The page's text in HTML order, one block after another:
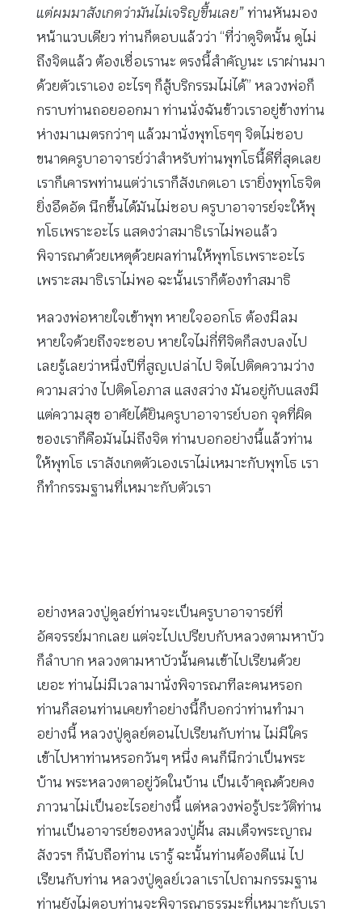
แต่ผมมาสังเกตว่ามันไม่เจริญขึ้นเลย” ท่านหันมอง
หน้าแวบเดียว ท่านก็ตอบแล้วว่า “ที่ว่าดูจิตนั้น ดูไม่
ถึงจิตแล้ว ต้องเชื่อเรานะ ตรงนี้สำคัญนะ เราผ่านมา
ด้วยตัวเราเอง อะไรๆ ก็สู้บริกรรมไม่ได้” หลวงพ่อก็
กราบท่านถอยออกมา ท่านนั่งฉันข้าวเราอยู่ข้างท่าน
ห่างมาเมตรกว่าๆ แล้วมานั่งพุทโธๆๆ จิตไม่ชอบ
ขนาดครูบาอาจารย์ว่าสำหรับท่านพุทโธนี้ดีที่สุดเลย
เราก็เคารพท่านแต่ว่าเราก็สังเกตเอา เรายิ่งพุทโธจิต
ยิ่งอึดอัด นึกขึ้นได้มันไม่ชอบ ครูบาอาจารย์จะให้พุ
ทโธเพราะอะไร แสดงว่าสมาธิเราไม่พอแล้ว
พิจารณาด้วยเหตุด้วยผลท่านให้พุทโธเพราะอะไร
เพราะสมาธิเราไม่พอ ฉะนั้นเราก็ต้องทำสมาธิ
หลวงพ่อหายใจเข้าพุท หายใจออกโธ ต้องมีลม
หายใจด้วยถึงจะชอบ หายใจไม่กี่ทีจิตก็สงบลงไป
เลยรู้เลยว่าหนึ่งปีที่สูญเปล่าไป จิตไปติดความว่าง
ความสว่าง ไปติดโอภาส แสงสว่าง มันอยู่กับแสงมี
แต่ความสุข อาศัยได้ยินครูบาอาจารย์บอก จุดที่ผิด
ของเราก็คือมันไม่ถึงจิต ท่านบอกอย่างนี้แล้วท่าน
ให้พุทโธ เราสังเกตตัวเองเราไม่เหมาะกับพุทโธ เรา
ก็ทำกรรมฐานที่เหมาะกับตัวเรา
อย่างหลวงปู่ดูลย์ท่านจะเป็นครูบาอาจารย์ที่
อัศจรรย์มากเลย แต่จะไปเปรียบกับหลวงตามหาบัว
ก็ลำบาก หลวงตามหาบัวนั้นคนเข้าไปเรียนด้วย
เยอะ ท่านไม่มีเวลามานั่งพิจารณาทีละคนหรอก
ท่านก็สอนท่านเคยทำอย่างนี้ก็บอกว่าท่านทำมา
อย่างนี้ หลวงปู่ดูลย์ตอนไปเรียนกับท่าน ไม่มีใคร
เข้าไปหาท่านหรอกวันๆ หนึ่ง คนก็นึกว่าเป็นพระ
บ้าน พระหลวงตาอยู่วัดในบ้าน เป็นเจ้าคุณด้วยคง
ภาวนาไม่เป็นอะไรอย่างนี้ แต่หลวงพ่อรู้ประวัติท่าน
ท่านเป็นอาจารย์ของหลวงปู่ฝั้น สมเด็จพระญาณ
สังวรฯ ก็นับถือท่าน เรารู้ ฉะนั้นท่านต้องดีแน่ ไป
เรียนกับท่าน หลวงปู่ดูลย์เวลาเราไปถามกรรมฐาน
ท่านยังไม่ตอบท่านจะพิจารณาธรรมะที่เหมาะกับเรา